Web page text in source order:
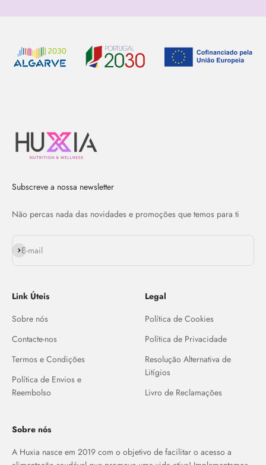
Subscreve a nossa newsletter
Não percas nada das novidades e promoções que temos para ti
E-mail
Assinar
Link Úteis
Sobre nós
Contacte-nos
Termos e Condições
Política de Envios e
Reembolso
Legal
Política de Cookies
Política de Privacidade
Resolução Alternativa de
Litígios
Livro de Reclamações
Sobre nós
A Huxia nasce em 2019 com o objetivo de facilitar o acesso a